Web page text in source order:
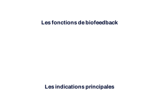
Les fonctions de biofeedback
Les indications principales